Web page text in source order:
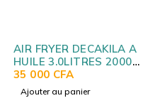
AIR FRYER DECAKILA A
HUILE 3.0LITRES 2000W
KEEC056M
35 000 CFA
Ajouter au panier